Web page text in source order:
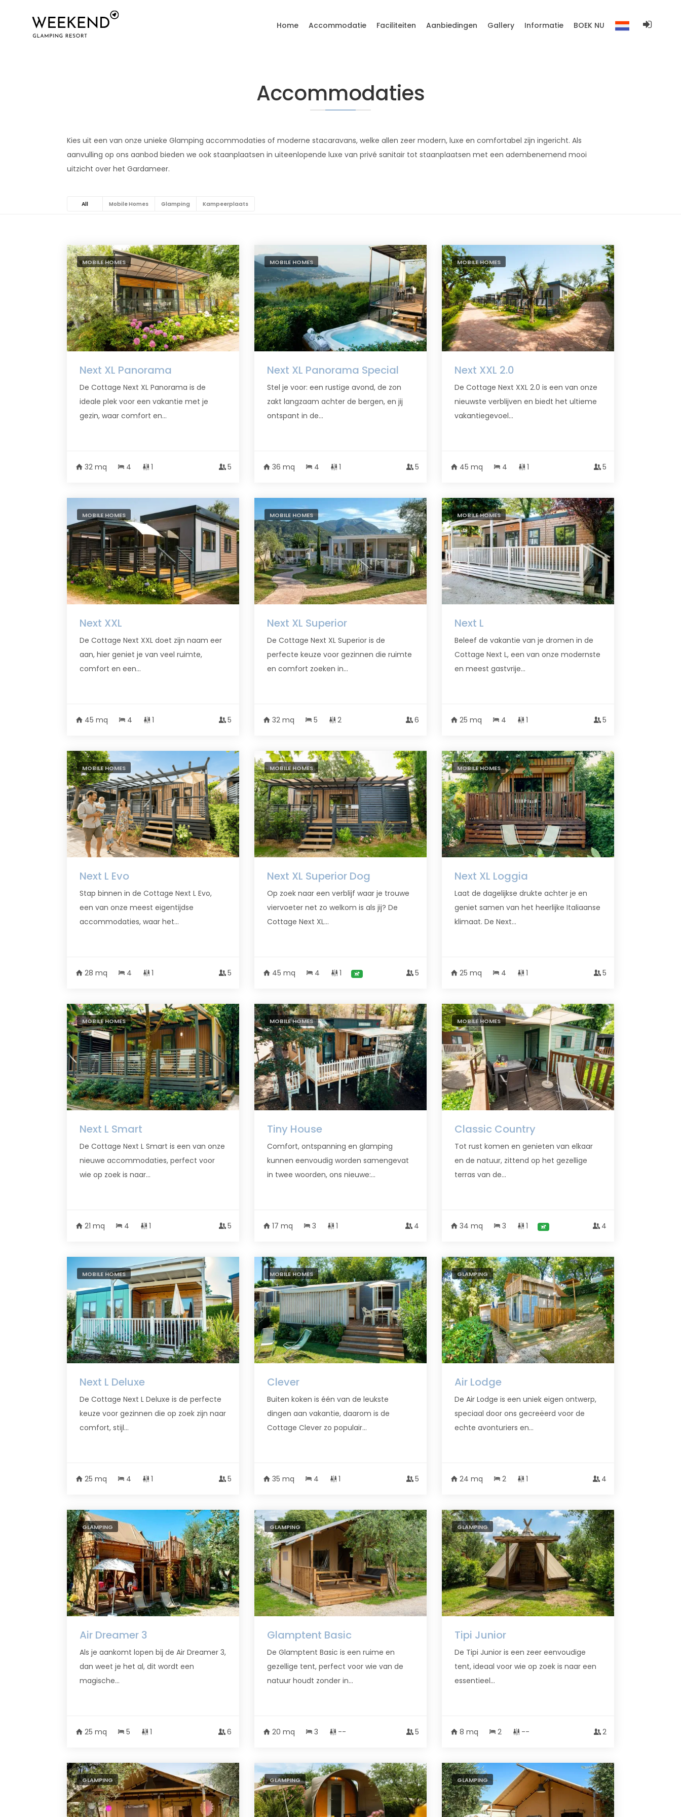
Accommodaties
Kies uit een van onze unieke Glamping accommodaties of moderne stacaravans, welke allen zeer modern, luxe en comfortabel zijn ingericht. Als
aanvulling op ons aanbod bieden we ook staanplaatsen in uiteenlopende luxe van privé sanitair tot staanplaatsen met een adembenemend mooi
uitzicht over het Gardameer.
All Mobile Homes Glamping Kampeerplaats
MOBILE HOMES
Next XL Panorama
De Cottage Next XL Panorama is de
ideale plek voor een vakantie met je
gezin, waar comfort en...
32 mq 4 1 5
MOBILE HOMES
Next XL Panorama Special
Stel je voor: een rustige avond, de zon
zakt langzaam achter de bergen, en jij
ontspant in de...
36 mq 4 1 5
MOBILE HOMES
Next XXL 2.0
De Cottage Next XXL 2.0 is een van onze
nieuwste verblijven en biedt het ultieme
vakantiegevoel...
45 mq 4 1 5
MOBILE HOMES
Next XXL
De Cottage Next XXL doet zijn naam eer
aan, hier geniet je van veel ruimte,
comfort en een...
45 mq 4 1 5
MOBILE HOMES
Next XL Superior
De Cottage Next XL Superior is de
perfecte keuze voor gezinnen die ruimte
en comfort zoeken in...
32 mq 5 2 6
MOBILE HOMES
Next L
Beleef de vakantie van je dromen in de
Cottage Next L, een van onze modernste
en meest gastvrije...
25 mq 4 1 5
MOBILE HOMES
Next L Evo
Stap binnen in de Cottage Next L Evo,
een van onze meest eigentijdse
accommodaties, waar het...
28 mq 4 1 5
MOBILE HOMES
Next XL Superior Dog
Op zoek naar een verblijf waar je trouwe
viervoeter net zo welkom is als jij? De
Cottage Next XL...
45 mq 4 1 5
MOBILE HOMES
Next XL Loggia
Laat de dagelijkse drukte achter je en
geniet samen van het heerlijke Italiaanse
klimaat. De Next...
25 mq 4 1 5
MOBILE HOMES
Next L Smart
De Cottage Next L Smart is een van onze
nieuwe accommodaties, perfect voor
wie op zoek is naar...
21 mq 4 1 5
MOBILE HOMES
Tiny House
Comfort, ontspanning en glamping
kunnen eenvoudig worden samengevat
in twee woorden, ons nieuwe:...
17 mq 3 1 4
MOBILE HOMES
Classic Country
Tot rust komen en genieten van elkaar
en de natuur, zittend op het gezellige
terras van de...
34 mq 3 1 4
MOBILE HOMES
Next L Deluxe
De Cottage Next L Deluxe is de perfecte
keuze voor gezinnen die op zoek zijn naar
comfort, stijl...
25 mq 4 1 5
MOBILE HOMES
Clever
Buiten koken is één van de leukste
dingen aan vakantie, daarom is de
Cottage Clever zo populair...
35 mq 4 1 5
GLAMPING
Air Lodge
De Air Lodge is een uniek eigen ontwerp,
speciaal door ons gecreëerd voor de
echte avonturiers en...
24 mq 2 1 4
GLAMPING
Air Dreamer 3
Als je aankomt lopen bij de Air Dreamer 3,
dan weet je het al, dit wordt een
magische...
25 mq 5 1 6
GLAMPING
Glamptent Basic
De Glamptent Basic is een ruime en
gezellige tent, perfect voor wie van de
natuur houdt zonder in...
20 mq 3 -- 5
GLAMPING
Tipi Junior
De Tipi Junior is een zeer eenvoudige
tent, ideaal voor wie op zoek is naar een
essentieel...
8 mq 2 -- 2
GLAMPING GLAMPING GLAMPING
Home Accommodatie Faciliteiten Aanbiedingen Gallery Informatie BOEK NU